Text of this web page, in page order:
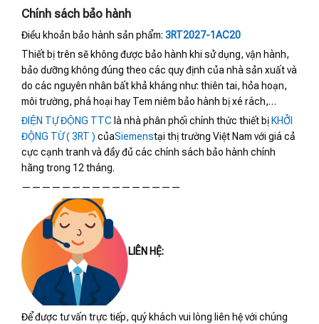
Chính sách bảo hành
Điều khoản bảo hành sản phẩm: 3RT2027-1AC20
Thiết bị trên sẽ không được bảo hành khi sử dụng, vận hành,
bảo dưỡng không đúng theo các quy định của nhà sản xuất và
do các nguyên nhân bất khả kháng như: thiên tai, hỏa hoạn,
môi trường, phá hoại hay Tem niêm bảo hành bị xé rách,…
ĐIỆN TỰ ĐỘNG TTC là nhà phân phối chính thức thiết bị KHỞI
ĐỘNG TỪ ( 3RT ) củaSiemenstại thị trường Việt Nam với giá cả
cực cạnh tranh và đầy đủ các chính sách bảo hành chính
hãng trong 12 tháng.
————————————————
LIÊN HỆ:
Để được tư vấn trực tiếp, quý khách vui lòng liên hệ với chúng